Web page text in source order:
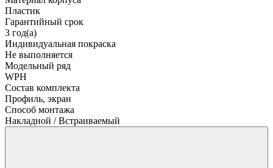
Пластик
Гарантийный срок
3 год(а)
Индивидуальная покраска
Не выполняется
Модельный ряд
WPH
Состав комплекта
Профиль, экран
Способ монтажа
Накладной / Встраиваемый